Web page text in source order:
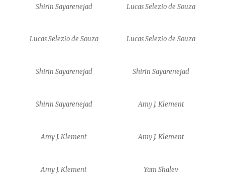
Shirin Sayarenejad Lucas Selezio de Souza
Lucas Selezio de Souza Lucas Selezio de Souza
Shirin Sayarenejad Shirin Sayarenejad
Shirin Sayarenejad Amy J. Klement
Amy J. Klement Amy J. Klement
Amy J. Klement Yam Shalev